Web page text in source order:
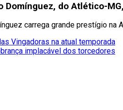
Domínguez, do Atlético-
carrega grande prestígio na
Vingadoras na atual temporada
implacável dos torcedores